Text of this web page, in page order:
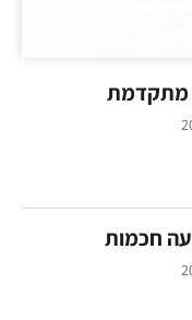
מתקדמת
חכמות